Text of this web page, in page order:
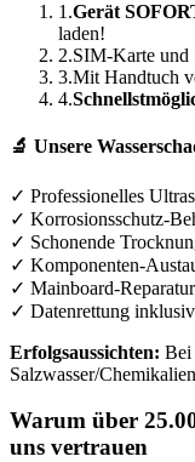
1.Gerät
laden!
2.SIM-Karte und
3.Mit Handtuch
4.
🔬 Unsere
✓ Professionelles
✓ Korrosionsschutz-
✓ Schonende
✓ Komponenten-
✓ Mainboard-
✓ Datenrettung
Erfolgsaussichten: Bei
Salzwasser/
Warum über
uns vertrauen